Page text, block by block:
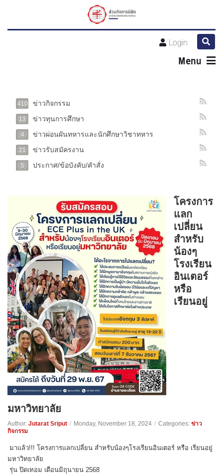
Login
Menu
410 ข่าวกิจกรรม
13 ข่าวทุนการศึกษา
4 ข่าวผ่อนผันทหารและนักศึกษาวิชาทหาร
21 ข่าวรับสมัครงาน
5 ประกาศ/ข้อบังคับ/คำสั่ง
โครงการ
แลก
เปลี่ยน
สำหรับ
น้องๆ
โรงเรียน
อินเตอร์
หรือ
เรียนอยู่
มหาวิทยาลัย
Author: Jutarat Sriput / Monday, November 18, 2024 / Categories: ข่าว
กิจกรรม
มาแล้ว!!! โครงการแลกเปลี่ยน สำหรับน้องๆโรงเรียนอินเตอร์ หรือ เรียนอยู่
มหาวิทยาลัย
รุ่น ปิดเทอม เดือนมิถุนายน 2568